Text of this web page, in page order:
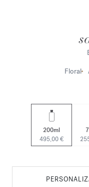
Floral
200ml
495,00 €